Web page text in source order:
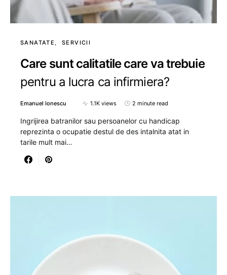
SANATATE SERVICII
Care sunt calitatile care va trebuie
pentru a lucra ca infirmiera?
Emanuel Ionescu 1.1K views 2 minute read
Ingrijirea batranilor sau persoanelor cu handicap
reprezinta o ocupatie destul de des intalnita atat in
tarile mult mai…